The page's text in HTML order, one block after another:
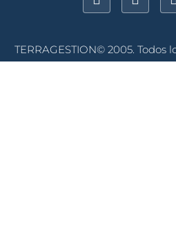
TERRAGESTION© 2005. Todos